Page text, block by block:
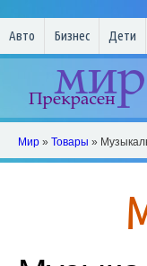
Авто Бизнес Дети
Мир » Товары »